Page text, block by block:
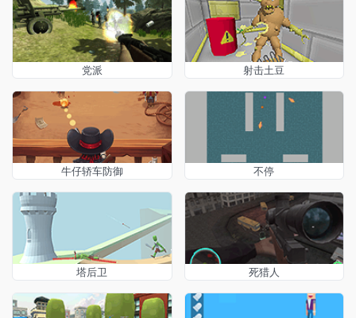
党派 射击土豆
牛仔轿车防御 不停
塔后卫 死猎人